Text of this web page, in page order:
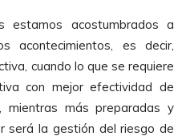
estamos acostumbrados a
acontecimientos, es decir,
cuando lo que se requiere
con mejor efectividad de
mientras más preparadas y
será la gestión del riesgo de